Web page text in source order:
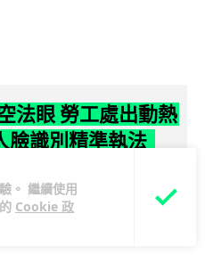
。 繼續使用
Cookie 政
法眼 勞工處出動熱
臉識別精準執法
無人機進行高空巡邏以打擊
一年內引入 AI 人臉識別與行為